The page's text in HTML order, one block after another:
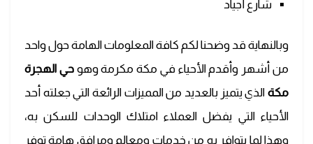
شارع أجياد
وبالنهاية قد وضحنا لكم كافة المعلومات الهامة حول واحد
من أشهر وأقدم الأحياء في مكة مكرمة وهو حي الهجرة
مكة الذي يتميز بالعديد من المميزات الرائعة التي جعلته أحد
الأحياء التي يفضل العملاء امتلاك الوحدات للسكن به،
وهذا لما يتوافر به من خدمات ومعالم ومرافق هامة توفر